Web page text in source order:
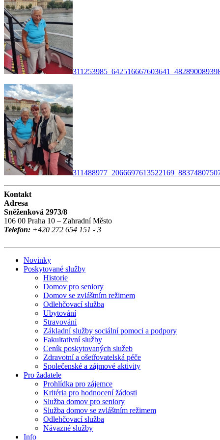
Kontakt
Adresa
Sněženková 2973/8
106 00 Praha 10 – Zahradní Město
Telefon: +420 272 654 151 - 3
Novinky
Poskytované služby
Historie
Domov pro seniory
Domov se zvláštním režimem
Odlehčovací služba
Ubytování
Stravování
Základní služby sociální pomoci a podpory
Fakultativní služby
Ceník poskytovaných služeb
Zdravotní a ošetřovatelská péče
Společenské a zájmové aktivity
Pro žadatele
Prohlídka pro zájemce
Kritéria pro hodnocení žádosti
Služba domov pro seniory
Služba domov se zvláštním režimem
Odlehčovací služba
Návazné služby
Info